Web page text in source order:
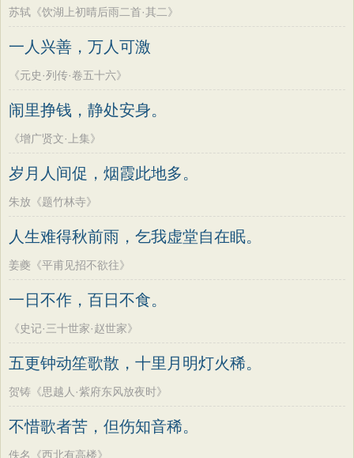
苏轼《饮湖上初晴后雨二首·其二》
一人兴善，万人可激
《元史·列传·卷五十六》
闹里挣钱，静处安身。
《增广贤文·上集》
岁月人间促，烟霞此地多。
朱放《题竹林寺》
人生难得秋前雨，乞我虚堂自在眠。
姜夔《平甫见招不欲往》
一日不作，百日不食。
《史记·三十世家·赵世家》
五更钟动笙歌散，十里月明灯火稀。
贺铸《思越人·紫府东风放夜时》
不惜歌者苦，但伤知音稀。
佚名《西北有高楼》